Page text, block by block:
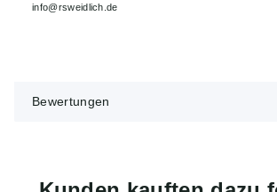
info@rsweidlich.de
Bewertungen